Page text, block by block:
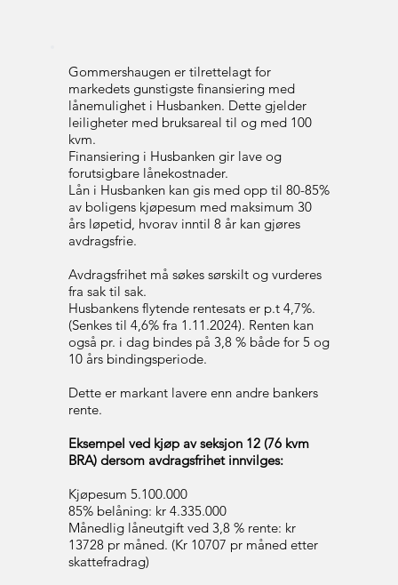
Gommershaugen er tilrettelagt for
markedets gunstigste finansiering med
lånemulighet i Husbanken. Dette gjelder
leiligheter med bruksareal til og med 100
kvm.
Finansiering i Husbanken gir lave og
forutsigbare lånekostnader.
Lån i Husbanken kan gis med opp til 80-85%
av boligens kjøpesum med maksimum 30
års løpetid, hvorav inntil 8 år kan gjøres
avdragsfrie.
Avdragsfrihet må søkes sørskilt og vurderes
fra sak til sak.
Husbankens flytende rentesats er p.t 4,7%.
(Senkes til 4,6% fra 1.11.2024). Renten kan
også pr. i dag bindes på 3,8 % både for 5 og
10 års bindingsperiode.
Dette er markant lavere enn andre bankers
rente.
Eksempel ved kjøp av seksjon 12 (76 kvm
BRA) dersom avdragsfrihet innvilges:
Kjøpesum 5.100.000
85% belåning: kr 4.335.000
Månedlig låneutgift ved 3,8 % rente: kr
13728 pr måned. (Kr 10707 pr måned etter
skattefradrag)